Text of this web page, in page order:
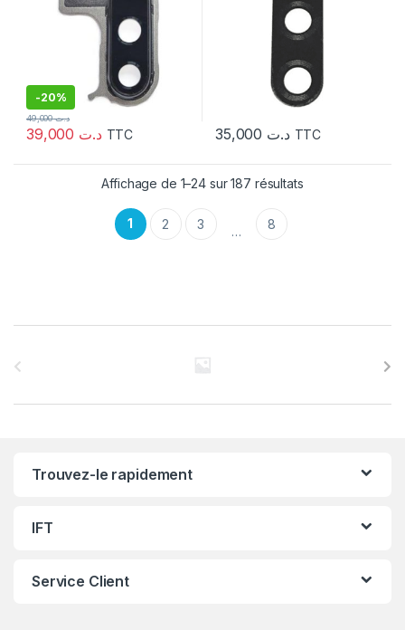
-20%
د.ت
د.ت49,000
TTC د.ت TTC
Affichage de 1–24 sur 187 résultats
1 2 3 … 8
Trouvez-le rapidement
IFT
Service Client